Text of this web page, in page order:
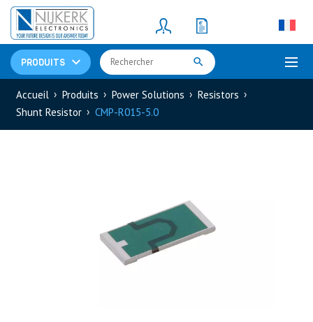
PRODUITS
Resistors(781)
Shunt Resistor
Accueil Produits Power Solutions
Resistors
Shunt Resistor
CMP-R015-5.0